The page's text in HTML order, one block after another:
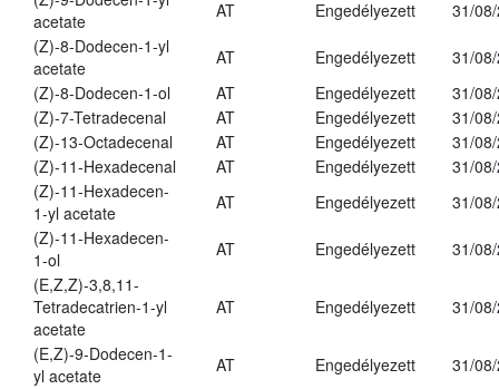
acetate
AT Engedélyezett
31/
(Z)-8-Dodecen-1-yl
acetate
AT Engedélyezett
31/
(Z)-8-Dodecen-1-ol
AT Engedélyezett
31/
(Z)-7-Tetradecenal
AT Engedélyezett
31/
(Z)-13-Octadecenal
AT Engedélyezett
31/
(Z)-11-Hexadecenal
AT Engedélyezett
31/
(Z)-11-Hexadecen-
1-yl acetate
AT Engedélyezett
31/
(Z)-11-Hexadecen-
1-ol
AT Engedélyezett
31/
(E,Z,Z)-3,8,11-
Tetradecatrien-1-yl
acetate
AT Engedélyezett 31/
(E,Z)-9-Dodecen-1-
yl acetate
AT Engedélyezett
31/